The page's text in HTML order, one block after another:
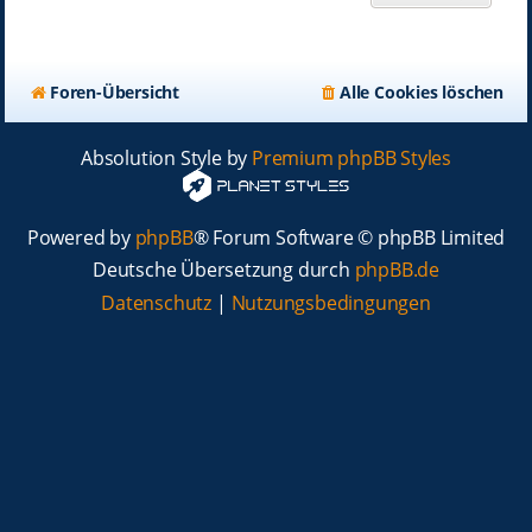
Foren-Übersicht Alle Cookies löschen
Absolution Style by Premium phpBB Styles
Powered by phpBB® Forum Software © phpBB Limited
Deutsche Übersetzung durch phpBB.de
Datenschutz | Nutzungsbedingungen